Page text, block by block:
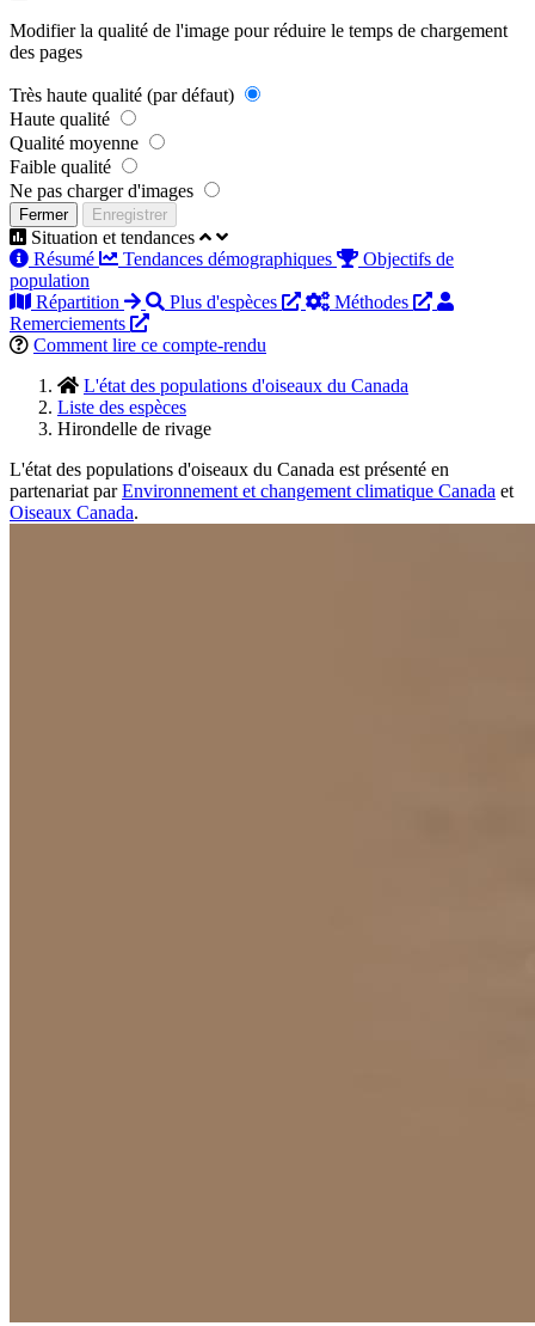
Modifier la qualité de l'image pour réduire le temps de chargement
des pages
Très haute qualité (par défaut)
Haute qualité
Qualité moyenne
Faible qualité
Ne pas charger d'images
Fermer Enregistrer
Situation et tendances
Résumé
Tendances démographiques
Objectifs de
population
Répartition
Plus d'espèces
Méthodes
Remerciements
Comment lire ce compte-rendu
L'état des populations d'oiseaux du Canada
Liste des espèces
Hirondelle de rivage
L'état des populations d'oiseaux du Canada est présenté en
partenariat parEnvironnement et changement climatique Canada et
Oiseaux Canada.